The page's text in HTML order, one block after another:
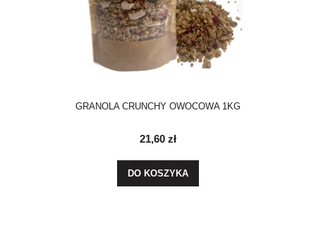
GRANOLA CRUNCHY OWOCOWA 1KG
21,60 zł
DO KOSZYKA